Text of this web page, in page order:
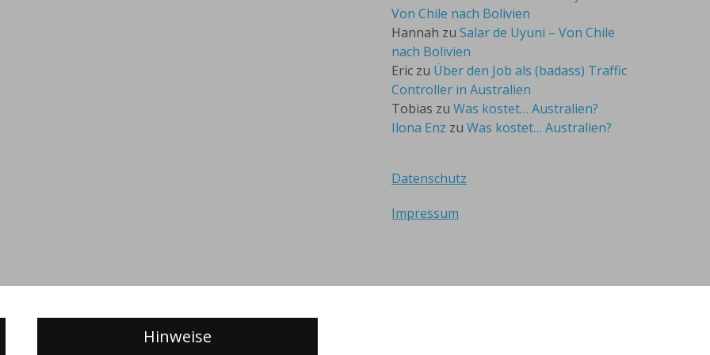
Von Chile nach Bolivien
Hannah zu Salar de Uyuni – Von Chile
nach Bolivien
Eric zu Über den Job als (badass) Traffic
Controller in Australien
Tobias zu Was kostet… Australien?
Ilona Enz zu Was kostet… Australien?
Datenschutz
Impressum
Hinweise